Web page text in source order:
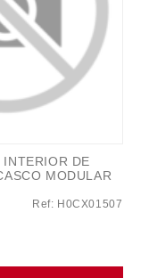
DE
MODULAR
Ref: H0CX01507